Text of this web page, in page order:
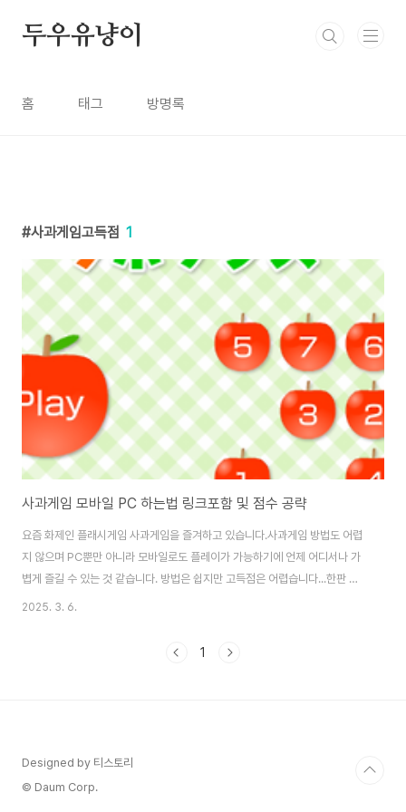
두우유냥이
홈 태그 방명록
사과게임고득점 1
사과게임 모바일 PC 하는법 링크포함 및 점수 공략
요즘 화제인 플래시게임 사과게임을 즐겨하고 있습니다.사과게임 방법도 어렵
지 않으며 PC뿐만 아니라 모바일로도 플레이가 가능하기에 언제 어디서나 가
볍게 즐길 수 있는 것 같습니다. 방법은 쉽지만 고득점은 어렵습니다...한판 한
판 소요시간이 2분이라는 짧은 시간이 소요되기에 가볍게 즐길 수 있는거 같아
수 있습니다.BGM 설정이 가능하며 BGM 옆에 일어로 되어있는 설정은 사과
2025. 3. 6.
1
Designed by 티스토리
© Daum Corp.